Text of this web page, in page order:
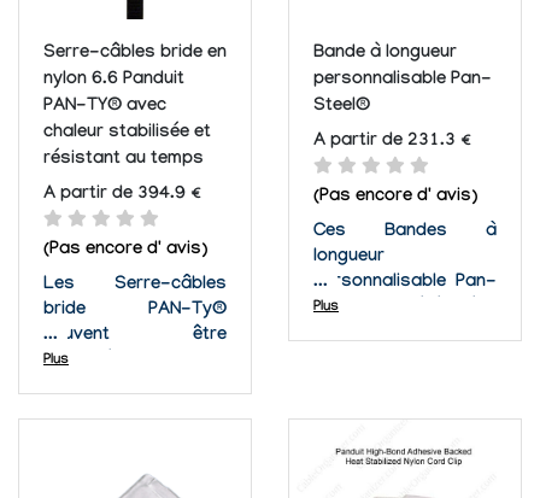
Serre-câbles bride en
nylon 6.6 Panduit
PAN-TY® avec
chaleur stabilisée et
résistant au temps
A partir de 394.9 €
(Pas encore d' avis)
Les Serre-câbles
bride PAN-Ty®
peuvent être
employées pour
Plus
Bande à longueur
personnalisable Pan-
Steel®
A partir de 231.3 €
(Pas encore d' avis)
Ces Bandes à
longueur
personnalisable Pan-
Steel® ont été crées
besoin. Il ne sera plus
Plus